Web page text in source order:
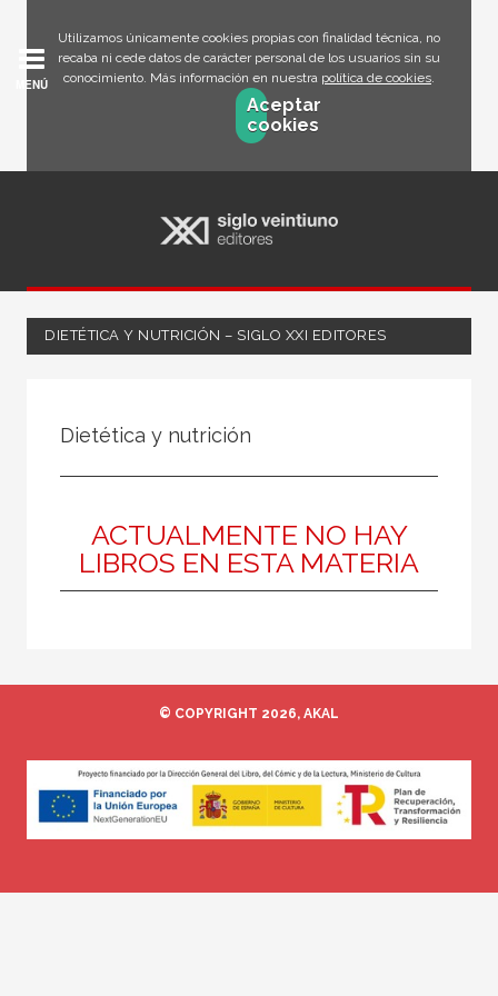
Utilizamos únicamente cookies propias con finalidad técnica, no
recaba ni cede datos de carácter personal de los usuarios sin su
conocimiento. Más información en nuestra política de cookies.
Aceptar
cookies
MENÚ
DIETÉTICA Y NUTRICIÓN – SIGLO XXI EDITORES
Salud
Dietética y nutrición
MATERIAS
NUESTROS FORMATOS
Cartoné
Ebook
Dietética y nutrición
ACTUALMENTE NO HAY
LIBROS EN ESTA MATERIA
© COPYRIGHT 2026, AKAL